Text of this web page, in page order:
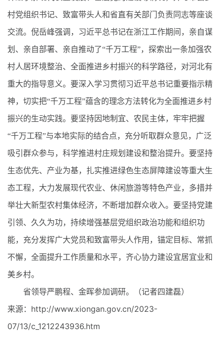
村党组织书记、致富带头人和省直有关部门负责同志等座谈
交流。倪岳峰强调，习近平总书记在浙江工作期间，亲自谋
划、亲自部署、亲自推动了“千万工程”，探索出一条加强农
村人居环境整治、全面推进乡村振兴的科学路径，对河北有
重大的指导意义。要深入学习贯彻习近平总书记重要指示精
神，切实把“千万工程”蕴含的理念方法转化为全面推进乡村
振兴的生动实践。要坚持因地制宜、农民主体，牢牢把握
“千万工程”与本地实际的结合点，充分听取群众意见，广泛
吸引群众参与，科学推进村庄规划建设和整治提升。要坚持
生态优先、产业为基，扎实推进绿色生态屏障建设等重大生
态工程，大力发展现代农业、休闲旅游等特色产业，多措并
举壮大新型农村集体经济，不断增加群众收入。要坚持党建
引领、久久为功，持续增强基层党组织政治功能和组织功
能，充分发挥广大党员和致富带头人作用，锚定目标、常抓
不懈，全面提升工作质量和水平，齐心协力建设宜居宜业和
美乡村。
省领导严鹏程、金晖参加调研。（记者四建磊）
来源：http://www.xiongan.gov.cn/2023-
07/13/c_1212243936.htm